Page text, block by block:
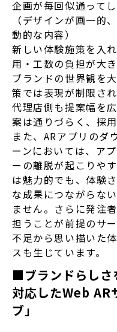
企画が毎回似通って
（デザインが画一的
動的な内容）
新しい体験施策を入
用・工数の負担が大
ブランドの世界観を
策では表現が制限さ
代理店側も提案幅を
案は通りづらく、採
また、ARアプリのダ
ーンにおいては、ア
ーの離脱が起こりや
は魅力的でも、体験
な成果につながらな
ません。さらに発注
担うことが前提のサ
不足から思い描いた
スも生じています。
■ブランドらしさ
対応したWeb AR
ブ」